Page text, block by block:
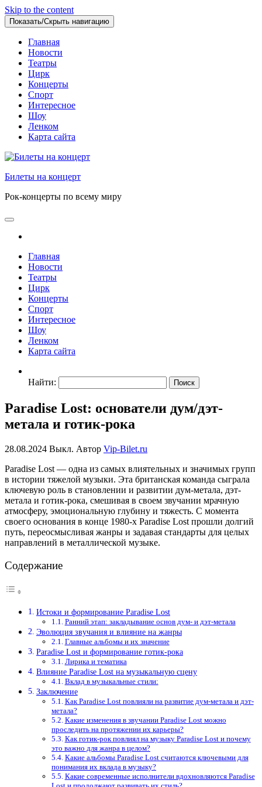
Skip to the content
Показать/Скрыть навигацию
Главная
Новости
Театры
Цирк
Концерты
Спорт
Интересное
Шоу
Ленком
Карта сайта
Билеты на концерт
Рок-концерты по всему миру
Главная
Новости
Театры
Цирк
Концерты
Спорт
Интересное
Шоу
Ленком
Карта сайта
Найти:
Paradise Lost: основатели дум/дэт-
метала и готик-рока
28.08.2024 Выкл. Автор Vip-Bilet.ru
Paradise Lost — одна из самых влиятельных и значимых групп
в истории тяжелой музыки. Эта британская команда сыграла
ключевую роль в становлении и развитии дум-метала, дэт-
метала и готик-рока, смешивая в своем звучании мрачную
атмосферу, эмоциональную глубину и тяжесть. С момента
своего основания в конце 1980-х Paradise Lost прошли долгий
путь, переосмысливая жанры и задавая стандарты для целых
направлений в металлической музыке.
Содержание
Истоки и формирование Paradise Lost
Ранний этап: закладывание основ дум- и дэт-метала
Эволюция звучания и влияние на жанры
Главные альбомы и их значение
Paradise Lost и формирование готик-рока
Лирика и тематика
Влияние Paradise Lost на музыкальную сцену
Вклад в музыкальные стили:
Заключение
Как Paradise Lost повлияли на развитие дум-метала и дэт-
метала?
Какие изменения в звучании Paradise Lost можно
проследить на протяжении их карьеры?
Как готик-рок повлиял на музыку Paradise Lost и почему
это важно для жанра в целом?
Какие альбомы Paradise Lost считаются ключевыми для
понимания их вклада в музыку?
Какие современные исполнители вдохновляются Paradise